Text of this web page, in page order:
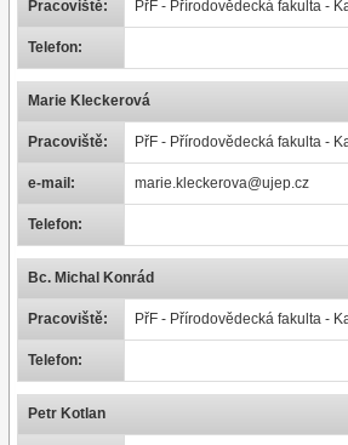
Pracoviště: PřF - Přírodovědecká fakulta -
Telefon:
Marie Kleckerová
Pracoviště: PřF - Přírodovědecká fakulta -
e-mail: marie.kleckerova@ujep.cz
Telefon:
Bc. Michal Konrád
Pracoviště: PřF - Přírodovědecká fakulta -
Telefon:
Petr Kotlan